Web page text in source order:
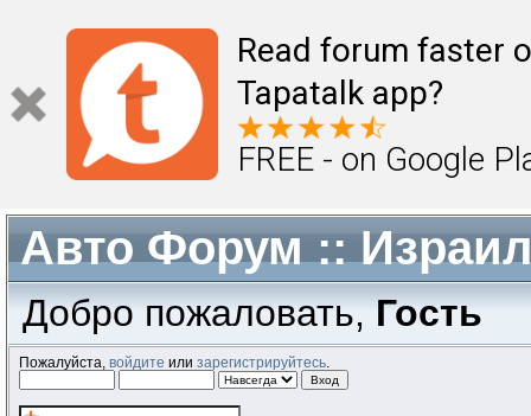
Read forum faster
Tapatalk app?
FREE - on Google
Авто Форум ::
Добро пожаловать,Гость
Пожалуйста,войдите илизарегистрируйтесь